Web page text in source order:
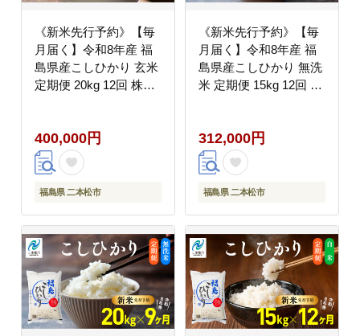
《新米先行予約》【毎
月届く】令和8年産 福
島県産こしひかり 玄米
定期便 20kg 12回 株式
400,000円
福島県 二本松市
《新米先行予約》【毎
月届く】令和8年産 福
島県産こしひかり 無洗
米 定期便 15kg 12回 株
312,000円
福島県 二本松市